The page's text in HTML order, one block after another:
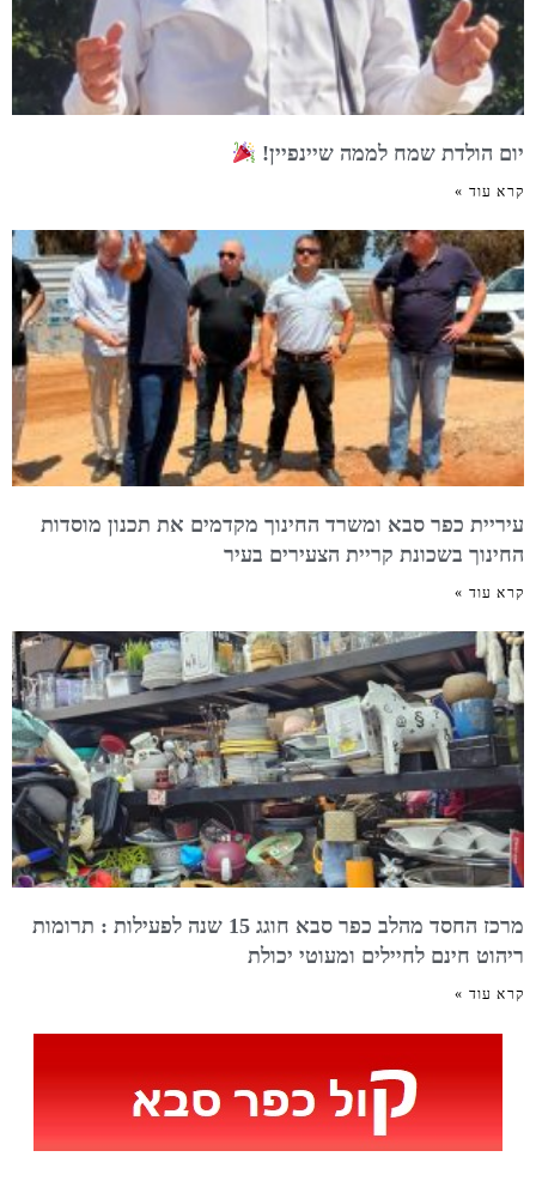
יום הולדת שמח לממה שיינפיין!
קרא עוד »
עיריית כפר סבא ומשרד החינוך מקדמים את תכנון מוסדות
החינוך בשכונת קריית הצעירים בעיר
קרא עוד »
מרכז החסד מהלב כפר סבא חוגג 15 שנה לפעילות : תרומות
ריהוט חינם לחיילים ומעוטי יכולת
קרא עוד »